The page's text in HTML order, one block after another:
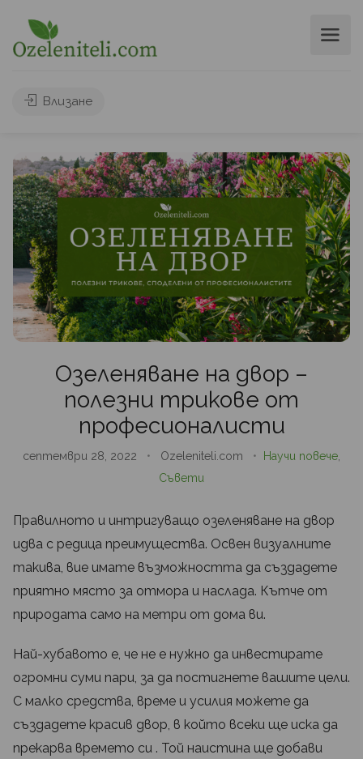
Влизане
Озеленяване на двор –
полезни трикове от
професионалисти
септември 28, 2022 • Ozeleniteli.com • Научи повече,
Съвети
Правилното и интригуващо озеленяване на двор
идва с редица преимущества. Освен визуалните
такива, вие имате възможността да създадете
приятно място за отмора и наслада. Кътче от
природата само на метри от дома ви.
Най-хубавото е, че не е нужно да инвестирате
огромни суми пари, за да постигнете вашите цели.
С малко средства, време и усилия можете да
създадете красив двор, в който всеки ще иска да
прекарва времето си . Той наистина ще добави